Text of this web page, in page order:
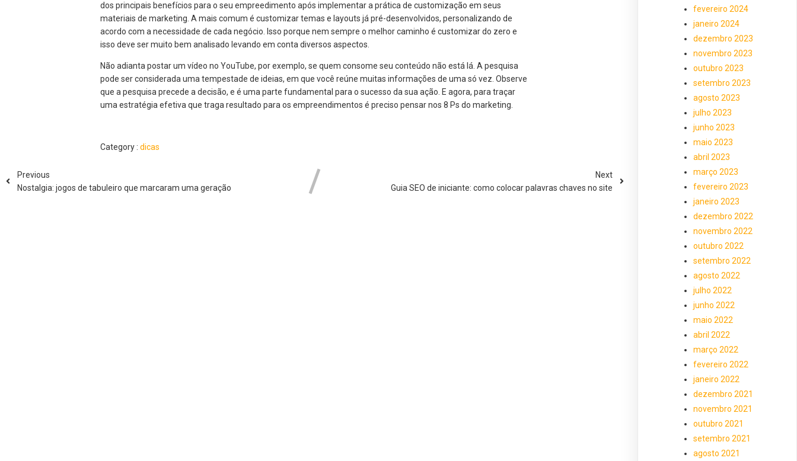
dos principais benefícios para o seu empreedimento após implementar a prática de customização em seus
materiais de marketing. A mais comum é customizar temas e layouts já pré-desenvolvidos, personalizando de
acordo com a necessidade de cada negócio. Isso porque nem sempre o melhor caminho é customizar do zero e
isso deve ser muito bem analisado levando em conta diversos aspectos.
Não adianta postar um vídeo no YouTube, por exemplo, se quem consome seu conteúdo não está lá. A pesquisa
pode ser considerada uma tempestade de ideias, em que você reúne muitas informações de uma só vez. Observe
que a pesquisa precede a decisão, e é uma parte fundamental para o sucesso da sua ação. E agora, para traçar
uma estratégia efetiva que traga resultado para os empreendimentos é preciso pensar nos 8 Ps do marketing.
Category : dicas
Previous
Nostalgia: jogos de tabuleiro que marcaram uma geração
Next
Guia SEO de iniciante: como colocar palavras chaves no site
fevereiro 2024
janeiro 2024
dezembro 2023
novembro 2023
outubro 2023
setembro 2023
agosto 2023
julho 2023
junho 2023
maio 2023
abril 2023
março 2023
fevereiro 2023
janeiro 2023
dezembro 2022
novembro 2022
outubro 2022
setembro 2022
agosto 2022
julho 2022
junho 2022
maio 2022
abril 2022
março 2022
fevereiro 2022
janeiro 2022
dezembro 2021
novembro 2021
outubro 2021
setembro 2021
agosto 2021